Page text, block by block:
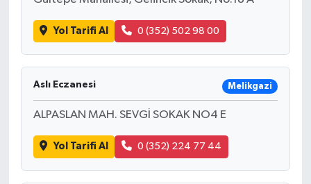
Yol Tarifi Al 0 (352) 502 98 00
Aslı Eczanesi Melikgazi
ALPASLAN MAH. SEVGİ SOKAK NO4 E
Yol Tarifi Al 0 (352) 224 77 44